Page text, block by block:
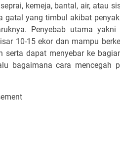
kemeja, bantal, air, atau
gatal yang timbul akibat
Penyebab utama yakni
10-15 ekor dan mampu
serta dapat menyebar ke
bagaimana cara mencegah